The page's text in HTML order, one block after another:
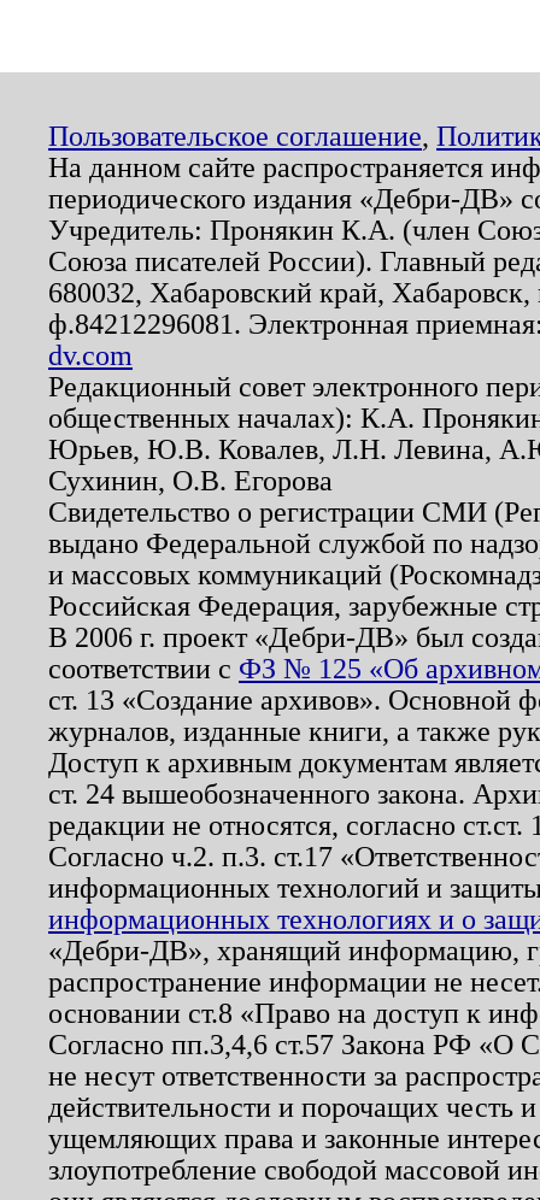
Пользовательское соглашение,
На данном сайте распространяется
периодического издания «Дебри-ДВ»
Учредитель: Пронякин К.А. (член
Союза писателей России). Главный
680032, Хабаровский край,
ф.84212296081. Электронная
dv.com
Редакционный совет электронного
общественных началах): К.А.
Юрьев, Ю.В. Ковалев, Л.Н. Левина,
Сухинин, О.В. Егорова
Свидетельство о регистрации СМИ
выдано Федеральной службой по
и массовых коммуникаций
Российская Федерация, зарубежные
В 2006 г. проект «Дебри-ДВ» был
соответствии с ФЗ № 125 «Об
ст. 13 «Создание архивов». Основной
журналов, изданные книги, а также
Доступ к архивным документам
ст. 24 вышеобозначенного закона.
редакции не относятся, согласно
Согласно ч.2. п.3. ст.17
информационных технологий и
информационных технологиях и о
«Дебри-ДВ», хранящий информацию,
распространение информации не
основании ст.8 «Право на доступ к
Согласно пп.3,4,6 ст.57 Закона РФ «О
не несут ответственности за
действительности и порочащих честь
ущемляющих права и законные
злоупотребление свободой массовой